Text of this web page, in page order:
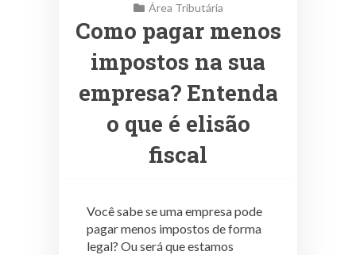
Área Tributária
Como pagar menos
impostos na sua
empresa? Entenda
o que é elisão
fiscal
Você sabe se uma empresa pode
pagar menos impostos de forma
legal? Ou será que estamos